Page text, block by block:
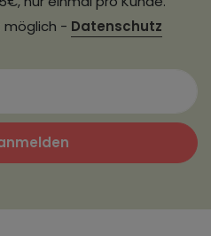
möglich - Datenschutz